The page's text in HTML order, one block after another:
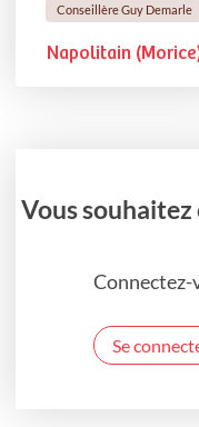
Conseillère Guy Demarle
Napolitain
Vous
Connectez-
Se